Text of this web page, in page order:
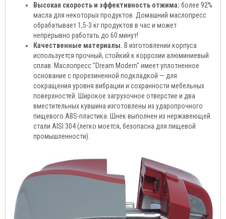
Высокая скорость и эффективность отжима: более 92%
масла для некоторых продуктов. Домашний маслопресс
обрабатывает 1,5-3 кг продуктов в час и может
непрерывно работать до 60 минут!
Качественные материалы. В изготовлении корпуса
используется прочный, стойкий к коррозии алюминиевый
сплав. Маслопресс "Dream Modern" имеет уплотненное
основание с прорезиненной подкладкой — для
сокращения уровня вибрации и сохранности мебельных
поверхностей. Широкое загрузочное отверстие и два
вместительных кувшина изготовлены из ударопрочного
пищевого ABS-пластика. Шнек выполнен из нержавеющей
стали AISI 304 (легко моется, безопасна для пищевой
промышленности).